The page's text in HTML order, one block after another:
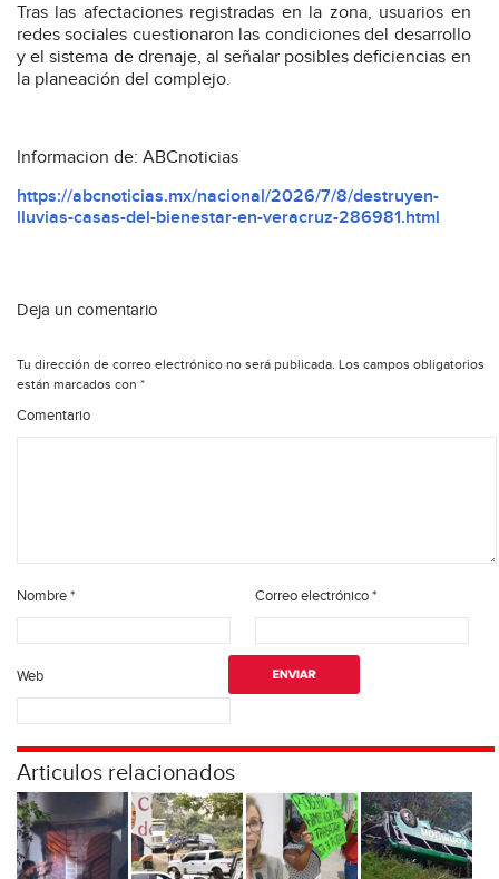
Tras las afectaciones registradas en la zona, usuarios en
redes sociales cuestionaron las condiciones del desarrollo
y el sistema de drenaje, al señalar posibles deficiencias en
la planeación del complejo.
Informacion de: ABCnoticias
https://abcnoticias.mx/nacional/2026/7/8/destruyen-
lluvias-casas-del-bienestar-en-veracruz-286981.html
Deja un comentario
Tu dirección de correo electrónico no será publicada. Los campos obligatorios
están marcados con *
Comentario
Nombre* Correo electrónico*
Web
Articulos relacionados